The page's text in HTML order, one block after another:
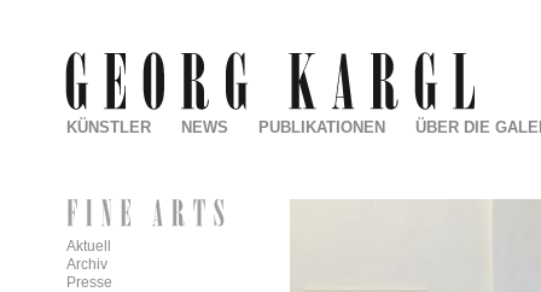
KÜNSTLER NEWS PUBLIKATIONEN ÜBER DIE
Aktuell
Archiv
Presse